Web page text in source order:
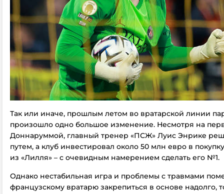
Так или иначе, прошлым летом во вратарской линии
произошло одно большое изменение. Несмотря на
Доннаруммой, главный тренер «ПСЖ» Луис Энрике
путем, а клуб инвестировал около 50 млн евро в
из «Лилля» – с очевидным намерением сделать его №1.
Однако нестабильная игра и проблемы с травмами
французскому вратарю закрепиться в основе надолго,